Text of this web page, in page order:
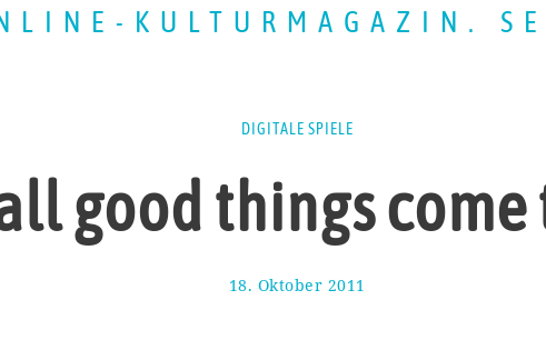
KULTURMAGAZIN.
DIGITALE SPIELE
good things come
18. Oktober 2011